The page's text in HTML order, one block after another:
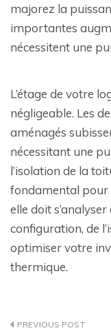
majorez la
importantes
nécessitent une
L’étage de votre
négligeable. Les
aménagés
nécessitant une
l’isolation de la
fondamental pour
elle doit
configuration, de
optimiser votre
thermique.